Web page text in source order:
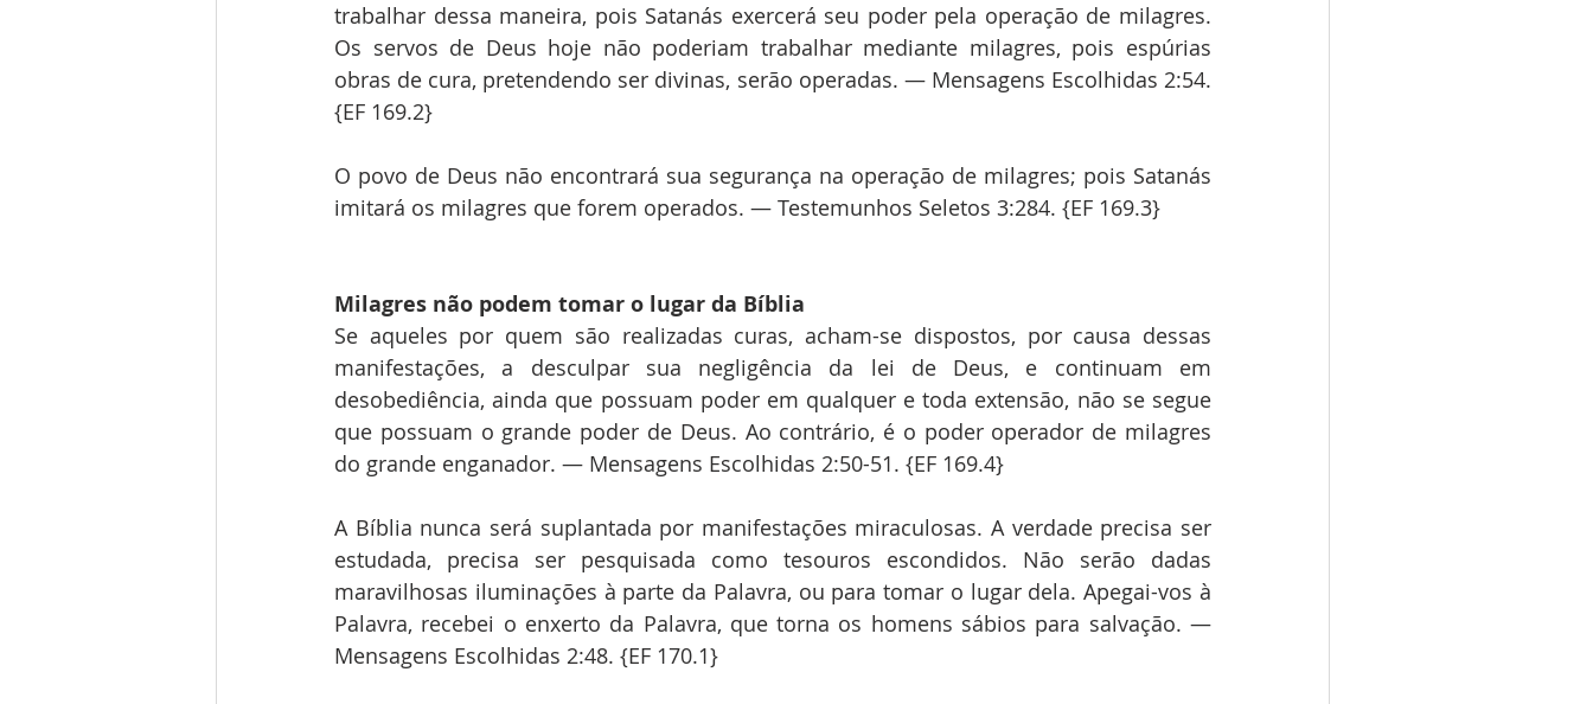
trabalhar dessa maneira, pois Satanás exercerá seu poder pela operação de milagres.
Os servos de Deus hoje não poderiam trabalhar mediante milagres, pois espúrias
obras de cura, pretendendo ser divinas, serão operadas. — Mensagens Escolhidas 2:54.
{EF 169.2}
O povo de Deus não encontrará sua segurança na operação de milagres; pois Satanás
imitará os milagres que forem operados. — Testemunhos Seletos 3:284. {EF 169.3}
Milagres não podem tomar o lugar da Bíblia
Se aqueles por quem são realizadas curas, acham-se dispostos, por causa dessas
manifestações, a desculpar sua negligência da lei de Deus, e continuam em
desobediência, ainda que possuam poder em qualquer e toda extensão, não se segue
que possuam o grande poder de Deus. Ao contrário, é o poder operador de milagres
do grande enganador. — Mensagens Escolhidas 2:50-51. {EF 169.4}
A Bíblia nunca será suplantada por manifestações miraculosas. A verdade precisa ser
estudada, precisa ser pesquisada como tesouros escondidos. Não serão dadas
maravilhosas iluminações à parte da Palavra, ou para tomar o lugar dela. Apegai-vos à
Palavra, recebei o enxerto da Palavra, que torna os homens sábios para salvação. —
Mensagens Escolhidas 2:48. {EF 170.1}